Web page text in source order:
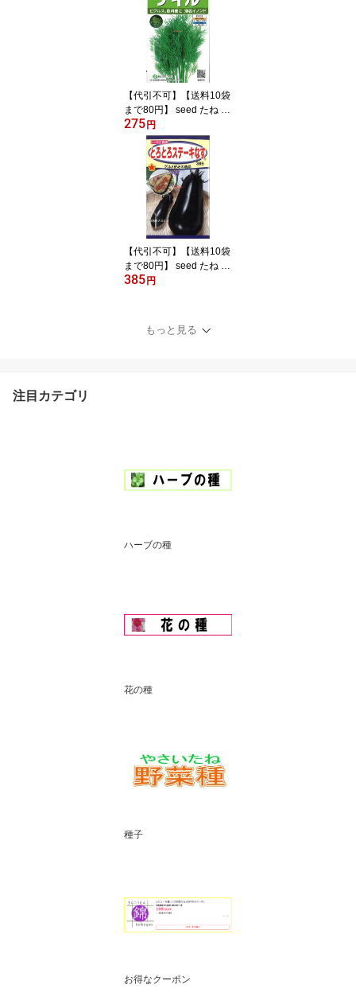
eed たね tane 種 種子大
輪ひまわり種子種子 花
種 seed たね tane 種 種
子大輪ひまわ
【代引不可】【送料10袋
まで80円】 seed たね ta
ne 種 種子 □【品切れ】
ハーブディル【品切れ】
◇種子種子 ハーブ 種
【品切れ】ハーブディル
【品切れ】種子種子 ハー
ブ 種 seed たね tane 種
種子【品切れ】ハーフ
275円
【代引不可】【送料10袋
まで80円】 seed たね ta
ne 種 種子 □とろとろス
なす種子種子 ナス 種 se
ed たね tane 種 種子とろ
385円
もっと見る
注目カテゴリ
ハーブの種
花の種
種子
お得なクーポン